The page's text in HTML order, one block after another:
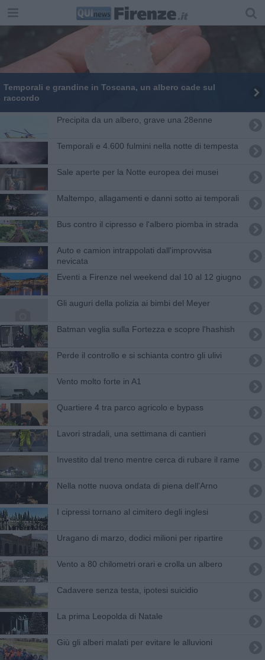
Temporali e grandine in Toscana, un albero cade sul
raccordo
Precipita da un albero, grave una 28enne
Temporali e 4.600 fulmini nella notte di tempesta
Sale aperte per la Notte europea dei musei
Maltempo, allagamenti e danni sotto ai temporali
Bus contro il cipresso e l'albero piomba in strada
Auto e camion intrappolati dall'improvvisa
nevicata
Eventi a Firenze nel weekend dal 10 al 12 giugno
Gli auguri della polizia ai bimbi del Meyer
Batman veglia sulla Fortezza e scopre l'hashish
Perde il controllo e si schianta contro gli ulivi
Vento molto forte in A1
Quartiere 4 tra parco agricolo e bypass
Lavori stradali, una settimana di cantieri
Investito dal treno mentre cerca di rubare il rame
Nella notte nuova ondata di piena dell'Arno
I cipressi tornano al cimitero degli inglesi
Uragano di marzo, dodici milioni per ripartire
Vento a 80 chilometri orari e crolla un albero
Cadavere senza testa, ipotesi suicidio
La prima Leopolda di Natale
Giù gli alberi malati per evitare le alluvioni